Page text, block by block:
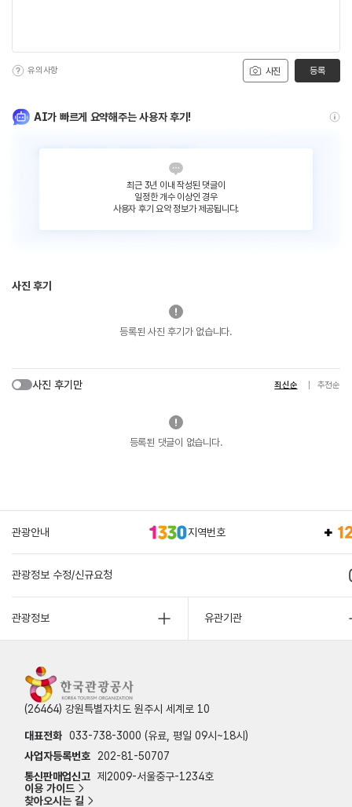
사진
유의사항 등록
AI가 빠르게 요약해주는 사용자 후기!
최근 3년 이내 작성된 댓글이
일정한 개수 이상인 경우
사용자 후기 요약 정보가 제공됩니다.
사진 후기
등록된 사진 후기가 없습니다.
사진 후기만 최신순 추천순
등록된 댓글이 없습니다.
관광안내 지역번호
관광정보 수정/신규요청
관광정보 유관기관
(26464) 강원특별자치도 원주시 세계로 10
대표전화 033-738-3000 (유료, 평일 09시~18시)
사업자등록번호
202-81-50707
통신판매업신고 제2009-서울중구-1234호
이용 가이드
찾아오시는 길